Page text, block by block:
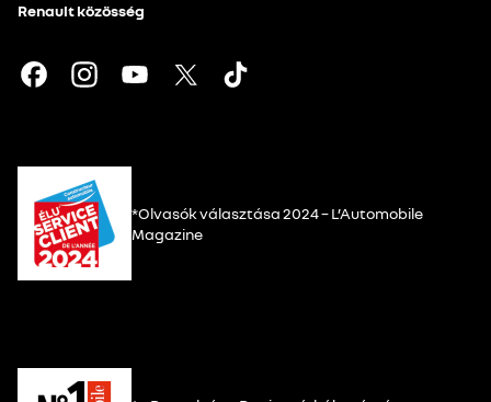
Renault közösség
*Olvasók választása 2024 – L’Automobile
Magazine